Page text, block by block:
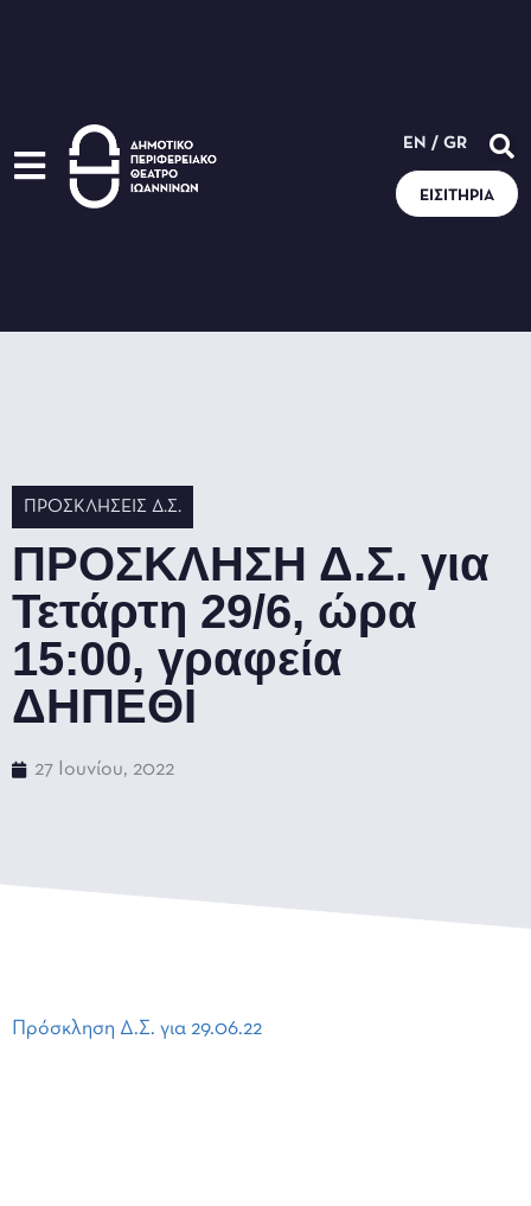
EN / GR
ΕΙΣΙΤΉΡΙΑ
ΠΡΟΣΚΛΉΣΕΙΣ Δ.Σ.
ΠΡΟΣΚΛΗΣΗ Δ.Σ. για
Τετάρτη 29/6, ώρα
15:00, γραφεία
ΔΗΠΕΘΙ
27 Ιουνίου, 2022
Πρόσκληση Δ.Σ. για 29.06.22